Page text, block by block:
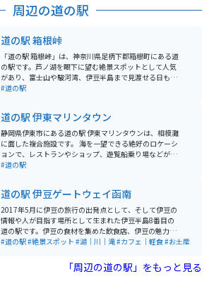
周辺の道の駅
道の駅 箱根峠
「道の駅 箱根峠」は、神奈川県足柄下郡箱根町にある道
の駅です。芦ノ湖を眼下に望む絶景スポットとして人気
があり、富士山や駿河湾、伊豆半島まで見渡せる日もあ
ります。 駅内には、地元の食材を使った食事処や、箱根
シのある麺と、地元産の野菜やキノコをたっぷり使った
温かい一品です。 バイクで訪れる際は、駐車場からの眺
めが最高なので、ぜひ愛車を停めて絶景を楽しんでくだ
さい。また、周辺にはワインディングロードが続くた
め、ツーリングスポットとしてもおすすめです。 【その
動あり) * 定休日: 年中無休 (施設により異なる場合あり)
#道の駅
道の駅 伊東マリンタウン
静岡県伊東市にある道の駅 伊東マリンタウンは、相模灘
に面した複合施設です。 海を一望できる絶好のロケーシ
ョンで、レストランやショップ、遊覧船乗り場などが併
設されています。 新鮮な海の幸を味わえる飲食店や、地
を眺めることができます。 バイクで訪れる場合は、道の
駅に隣接する無料駐車場が利用できます。 周辺には、城
ヶ崎海岸や大室山など、風光明媚な観光スポットも点在
しており、ツーリングの拠点としても最適です。 伊東マ
リンタウンは、海と山の幸を満喫できる、魅力的な観光
#道の駅
道の駅 伊豆ゲートウェイ函南
2017年5月に伊豆の旅行の出発点として、そして伊豆の
情報や人が目指す場所として生まれた伊豆半島8番目の
道の駅です。伊豆の食材を集めた飲食店、伊豆の魅力を
感じさせる物販店、そして情報を発信する案内所、さら
ディア、そして本にも載っていない「伊豆の魅力」がぎ
っしり詰まった施設が集まっています。
#道の駅#絶景スポット #湖｜川｜滝#カフェ｜軽食#お土産
「周辺の道の駅」をもっと見る